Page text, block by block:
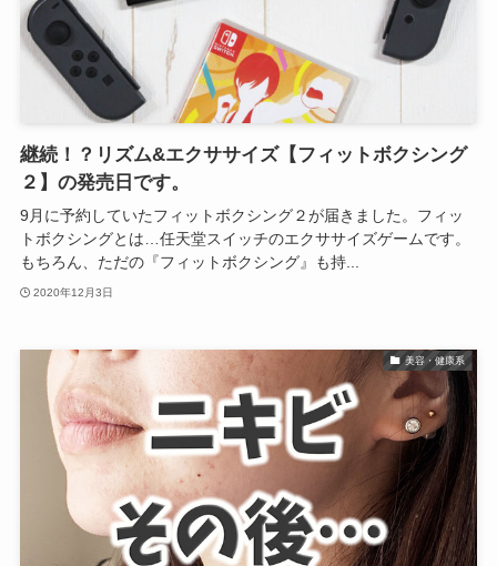
継続！？リズム&エクササイズ【フィットボクシング
２】の発売日です。
9月に予約していたフィットボクシング２が届きました。フィッ
トボクシングとは…任天堂スイッチのエクササイズゲームです。
もちろん、ただの『フィットボクシング』も持...
2020年12月3日
美容・健康系